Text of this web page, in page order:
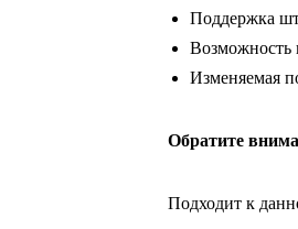
Поддержка
Возможность
Изменяемая
Обратите
Подходит к